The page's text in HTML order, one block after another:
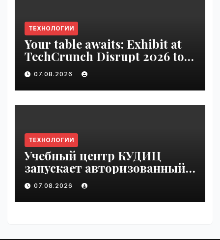
ТЕХНОЛОГИИ
Your table awaits: Exhibit at
TechCrunch Disrupt 2026 to
be seen by thousands |
VseTime.ru
07.08.2026
ТЕХНОЛОГИИ
Учебный центр КУДИЦ
запускает авторизованный
курс по
администрированию Mind
Migrate#guest | VseTime.ru
07.08.2026